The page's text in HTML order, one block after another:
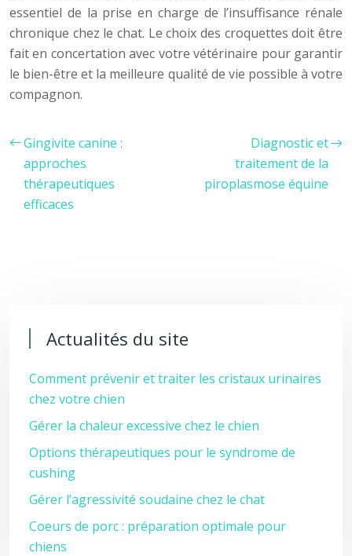
essentiel de la prise en charge de l’insuffisance rénale
chronique chez le chat. Le choix des croquettes doit être
fait en concertation avec votre vétérinaire pour garantir
le bien-être et la meilleure qualité de vie possible à votre
compagnon.
Gingivite canine :
approches
thérapeutiques
efficaces
Diagnostic et
traitement de la
piroplasmose équine
Actualités du site
Comment prévenir et traiter les cristaux urinaires
chez votre chien
Gérer la chaleur excessive chez le chien
Options thérapeutiques pour le syndrome de
cushing
Gérer l’agressivité soudaine chez le chat
Coeurs de porc : préparation optimale pour
chiens